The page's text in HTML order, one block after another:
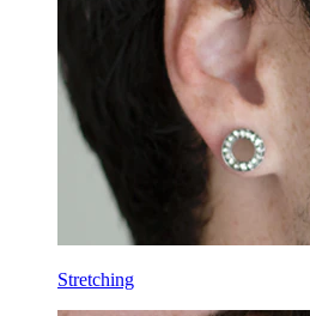
Stretching